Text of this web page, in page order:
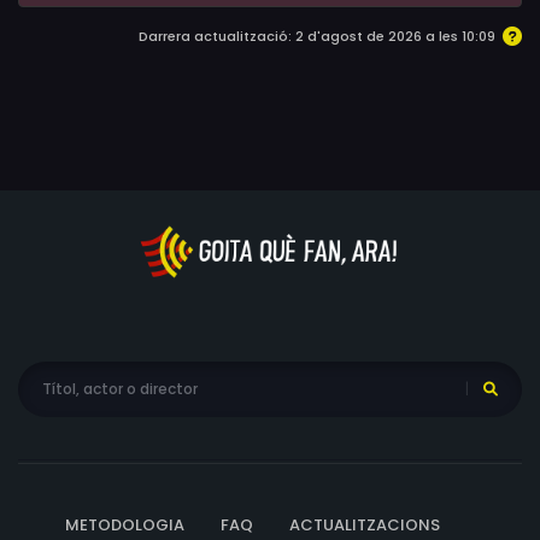
Darrera actualització: 2 d'agost de 2026 a les 10:09
METODOLOGIA FAQ ACTUALITZACIONS